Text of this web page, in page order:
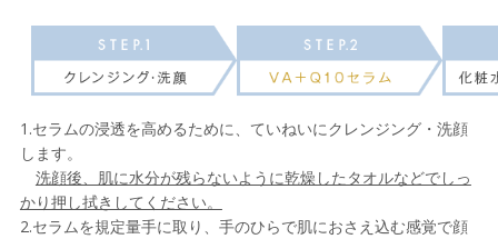
1.セラムの浸透を高めるために、ていねいにクレンジング・洗顔
します。
洗顔後、肌に水分が残らないように乾燥したタオルなどでしっ
かり押し拭きしてください。
2.セラムを規定量手に取り、手のひらで肌におさえ込む感覚で顔